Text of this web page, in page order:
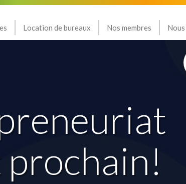
Location de bureaux Nos membres